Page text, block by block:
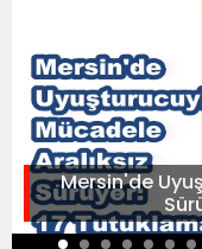
Mersin'de